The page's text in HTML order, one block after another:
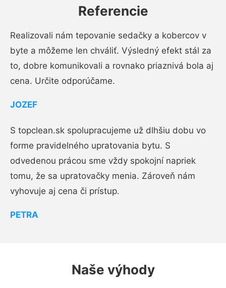
Referencie
Realizovali nám tepovanie sedačky a kobercov v
byte a môžeme len chváliť. Výsledný efekt stál za
to, dobre komunikovali a rovnako priaznivá bola aj
cena. Určite odporúčame.
JOZEF
S topclean.sk spolupracujeme už dlhšiu dobu vo
forme pravidelného upratovania bytu. S
odvedenou prácou sme vždy spokojní napriek
tomu, že sa upratovačky menia. Zároveň nám
vyhovuje aj cena či prístup.
PETRA
Naše výhody